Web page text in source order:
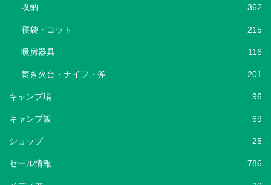
収納 362
寝袋・コット 215
暖房器具 116
焚き火台・ナイフ・斧 201
キャンプ場 96
キャンプ飯 69
ショップ 25
セール情報 786